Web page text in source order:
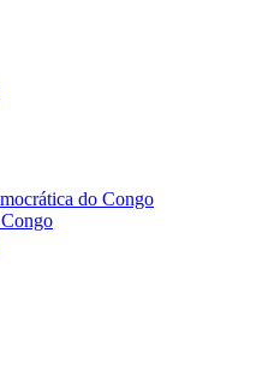
do Congo